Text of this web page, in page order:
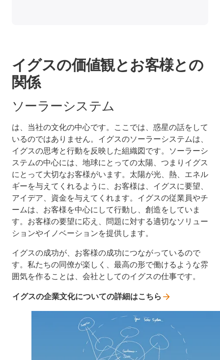
イグスの価値観とお客様との
関係
ソーラーシステム
は、当社の文化の中心です。ここでは、惑星の話をして
いるのではありません。イグスのソーラーシステムは、
イグスの思考と行動を反映した組織図です。ソーラーシ
ステムの中心には、地球にとっての太陽、つまりイグス
にとって大切なお客様がいます。太陽が光、熱、エネル
ギーを与えてくれるように、お客様は、イグスに要望、
アイデア、資金を与えてくれます。イグスの従業員やチ
ームは、お客様を中心にして行動し、創造をしていま
す。お客様の要望に応え、問題に対する適切なソリュー
ションやイノベーションを提供します。
イグスの成功が、お客様の成功につながっているので
す。私たちの同僚が楽しく、最高の形で働けるような雰
囲気を作ることは、会社としてのイグスの仕事です。
イグスの企業文化についての詳細はこちら